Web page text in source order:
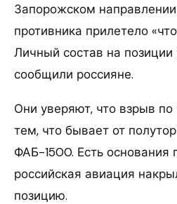
Запорожском
противника прилетело
Личный состав на
сообщили россияне.
Они уверяют, что взрыв
тем, что бывает от
ФАБ-1500. Есть основания
российская авиация
позицию.